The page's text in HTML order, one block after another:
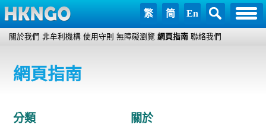
繁 简 En
關於我們 非牟利機構 使用守則 無障礙瀏覽 網頁指南 聯絡我們
網頁指南
分類 關於